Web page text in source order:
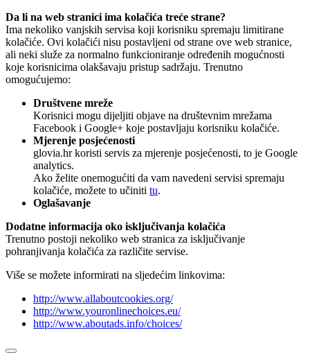
Da li na web stranici ima kolačića treće strane?
Ima nekoliko vanjskih servisa koji korisniku spremaju limitirane
kolačiće. Ovi kolačići nisu postavljeni od strane ove web stranice,
ali neki služe za normalno funkcioniranje određenih mogućnosti
koje korisnicima olakšavaju pristup sadržaju. Trenutno
omogućujemo:
Društvene mreže
Korisnici mogu dijeljiti objave na društevnim mrežama
Facebook i Google+ koje postavljaju korisniku kolačiće.
Mjerenje posjećenosti
glovia.hr koristi servis za mjerenje posjećenosti, to je Google
analytics.
Ako želite onemogućiti da vam navedeni servisi spremaju
kolačiće, možete to učiniti tu.
Oglašavanje
Dodatne informacija oko isključivanja kolačića
Trenutno postoji nekoliko web stranica za isključivanje
pohranjivanja kolačića za različite servise.
Više se možete informirati na sljedećim linkovima:
http://www.allaboutcookies.org/
http://www.youronlinechoices.eu/
http://www.aboutads.info/choices/